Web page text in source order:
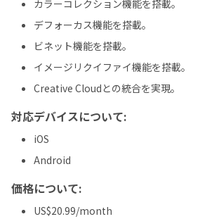
カラーコレクション機能を搭載。
デフォーカス機能を搭載。
ビネット機能を搭載。
イメージリクイファイ機能を搭載。
Creative Cloudとの統合を実現。
対応デバイスについて:
iOS
Android
価格について:
US$20.99/month